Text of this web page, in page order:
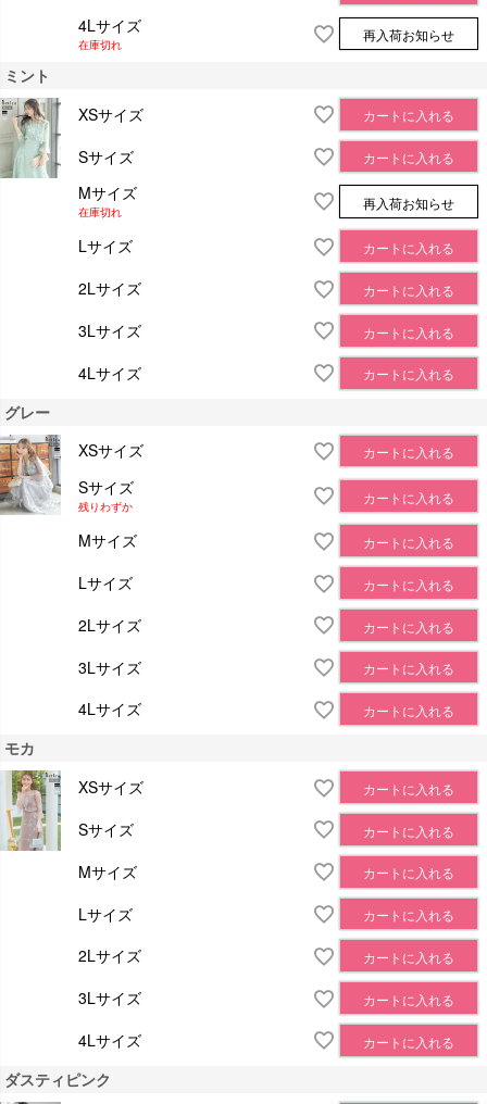
4Lサイズ
在庫切れ
再入荷お知らせ
ミント
XSサイズ
カートに入れる
Sサイズ カートに入れる
Mサイズ
在庫切れ
再入荷お知らせ
Lサイズ カートに入れる
2Lサイズ カートに入れる
3Lサイズ カートに入れる
4Lサイズ カートに入れる
グレー
XSサイズ
カートに入れる
Sサイズ
残りわずか
カートに入れる
Mサイズ カートに入れる
Lサイズ カートに入れる
2Lサイズ カートに入れる
3Lサイズ カートに入れる
4Lサイズ カートに入れる
モカ
XSサイズ
カートに入れる
Sサイズ カートに入れる
Mサイズ カートに入れる
Lサイズ カートに入れる
2Lサイズ カートに入れる
3Lサイズ カートに入れる
4Lサイズ カートに入れる
ダスティピンク